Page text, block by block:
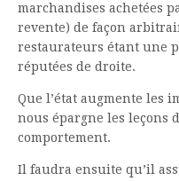
marchandises achetées
revente) de façon
restaurateurs étant une
réputées de droite.
Que l’état augmente les
nous épargne les leçons
comportement.
Il faudra ensuite qu’il